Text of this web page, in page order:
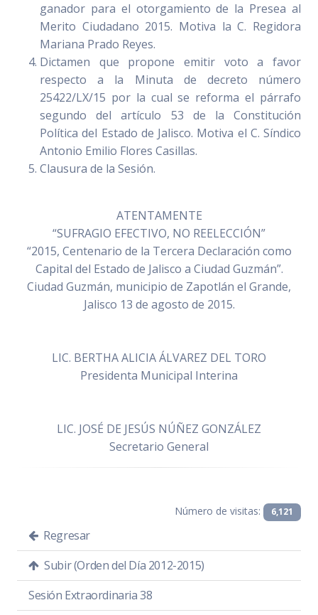
ganador para el otorgamiento de la Presea al
Merito Ciudadano 2015. Motiva la C. Regidora
Mariana Prado Reyes.
Dictamen que propone emitir voto a favor
respecto a la Minuta de decreto número
25422/LX/15 por la cual se reforma el párrafo
segundo del artículo 53 de la Constitución
Política del Estado de Jalisco. Motiva el C. Síndico
Antonio Emilio Flores Casillas.
Clausura de la Sesión.
ATENTAMENTE
“SUFRAGIO EFECTIVO, NO REELECCIÓN”
“2015, Centenario de la Tercera Declaración como
Capital del Estado de Jalisco a Ciudad Guzmán”.
Ciudad Guzmán, municipio de Zapotlán el Grande,
Jalisco 13 de agosto de 2015.
LIC. BERTHA ALICIA ÁLVAREZ DEL TORO
Presidenta Municipal Interina
LIC. JOSÉ DE JESÚS NÚÑEZ GONZÁLEZ
Secretario General
Número de visitas: 6,121
Regresar
Subir (Orden del Día 2012-2015)
Sesión Extraordinaria 38